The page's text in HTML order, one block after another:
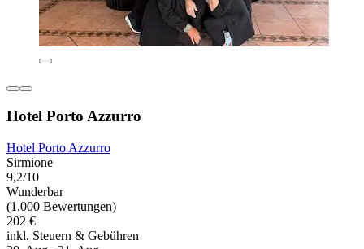
Hotel Porto Azzurro
Hotel Porto Azzurro
Sirmione
9,2/10
Wunderbar
(1.000 Bewertungen)
202 €
inkl. Steuern & Gebühren